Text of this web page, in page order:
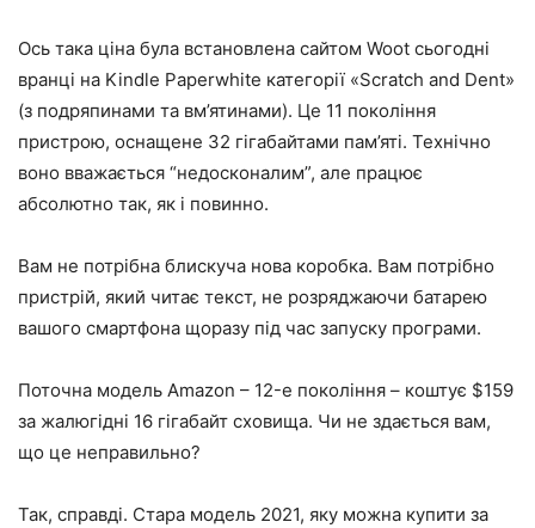
Ось така ціна була встановлена сайтом Woot сьогодні
вранці на Kindle Paperwhite категорії «Scratch and Dent»
(з подряпинами та вм’ятинами). Це 11 покоління
пристрою, оснащене 32 гігабайтами пам’яті. Технічно
воно вважається “недосконалим”, але працює
абсолютно так, як і повинно.
Вам не потрібна блискуча нова коробка. Вам потрібно
пристрій, який читає текст, не розряджаючи батарею
вашого смартфона щоразу під час запуску програми.
Поточна модель Amazon – 12-е покоління – коштує $159
за жалюгідні 16 гігабайт сховища. Чи не здається вам,
що це неправильно?
Так, справді. Стара модель 2021, яку можна купити за